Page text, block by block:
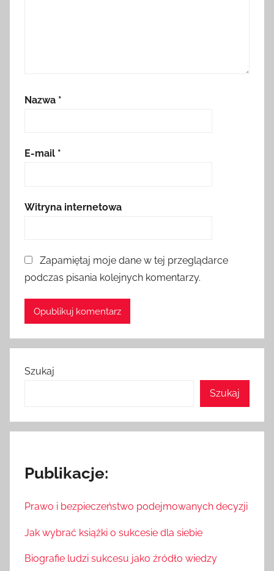
Nazwa *
E-mail *
Witryna internetowa
Zapamiętaj moje dane w tej przeglądarce
podczas pisania kolejnych komentarzy.
Szukaj
Szukaj
Publikacje:
Prawo i bezpieczeństwo podejmowanych decyzji
Jak wybrać książki o sukcesie dla siebie
Biografie ludzi sukcesu jako źródło wiedzy